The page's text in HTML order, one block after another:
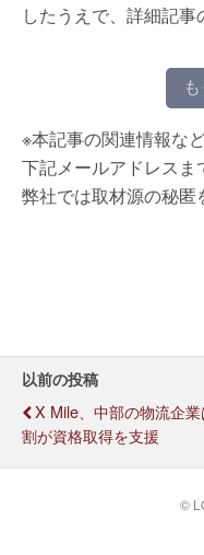
したうえで、詳細記事
※本記事の関連情報な
下記メールアドレスま
弊社では取材源の秘匿
以前の投稿
X Mile、中部の物流企
割が資格取得を支援
©